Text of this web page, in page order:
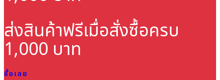
ส่งสินค้าฟรีเมื่อสั่งซื้อครบ
1,000 บาท
ซื้อเลย